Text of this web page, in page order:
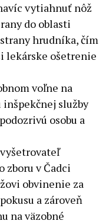
vytiahnuť nôž
do oblasti
hrudníka, čím
lekárske ošetrenie
voľne na
služby
osobu a
zboru v Čadci
obvinenie za
a zároveň
na väzobné